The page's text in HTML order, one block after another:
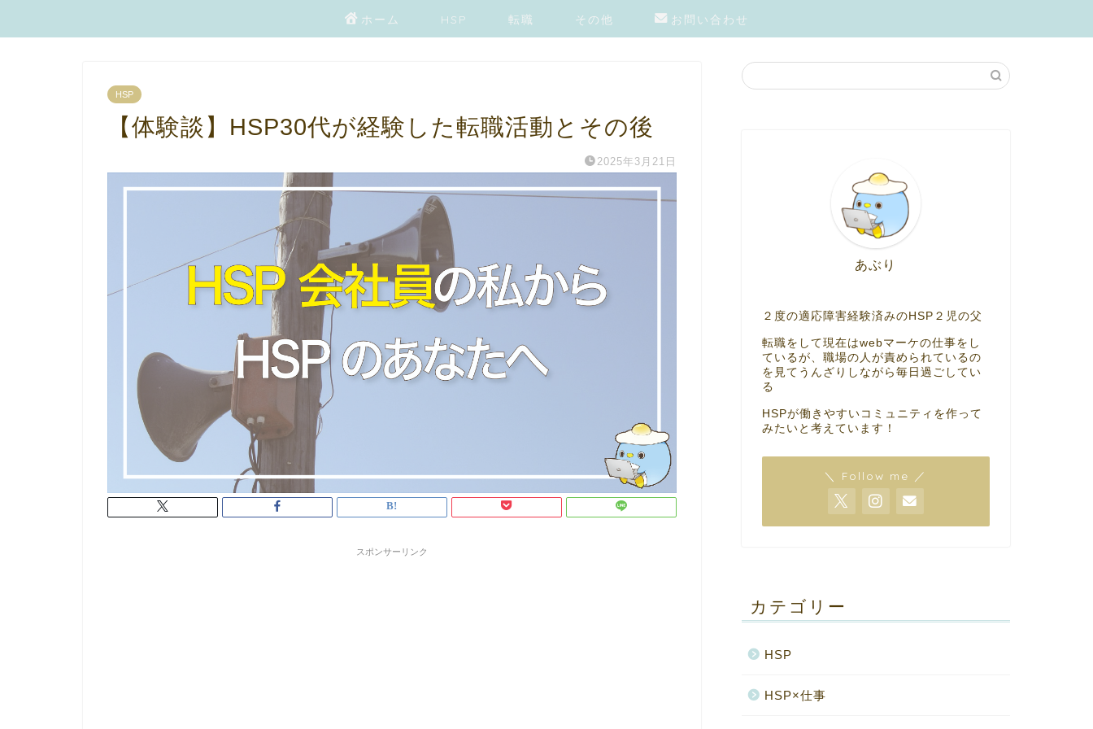
ホーム HSP 転職 その他 お問い合わせ
HSP
【体験談】HSP30代が経験した転職活動とその後
2025年3月21日
スポンサーリンク
あぶり
２度の適応障害経験済みのHSP２児の父
転職をして現在はwebマーケの仕事をし
ているが、職場の人が責められているの
を見てうんざりしながら毎日過ごしてい
る
HSPが働きやすいコミュニティを作って
みたいと考えています！
＼ Follow me ／
カテゴリー
HSP
HSP×仕事